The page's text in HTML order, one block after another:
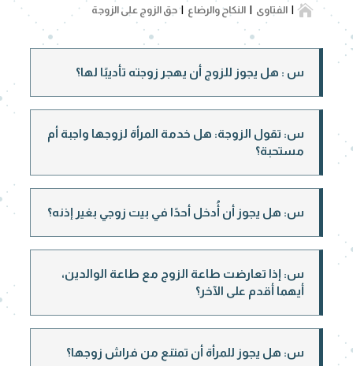
 الفتاوى النكاح والرضاع حق الزوج على الزوجة
س : هل يجوز للزوج أن يهجر زوجته تأديبًا لها؟
س: تقول الزوجة: هل خدمة المرأة لزوجها واجبة أم
مستحبة؟
س: هل يجوز أن أُدخل أحدًا في بيت زوجي بغير إذنه؟
س: إذا تعارضت طاعة الزوج مع طاعة الوالدين،
أيهما أقدم على الآخر؟
س: هل يجوز للمرأة أن تمتنع من فراش زوجها؟